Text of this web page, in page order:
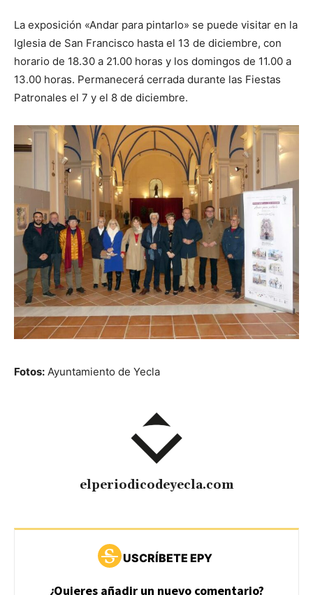
La exposición «Andar para pintarlo» se puede visitar en la
Iglesia de San Francisco hasta el 13 de diciembre, con
horario de 18.30 a 21.00 horas y los domingos de 11.00 a
13.00 horas. Permanecerá cerrada durante las Fiestas
Patronales el 7 y el 8 de diciembre.
Fotos: Ayuntamiento de Yecla
elperiodicodeyecla.com
USCRÍBETE EPY
¿Quieres añadir un nuevo comentario?